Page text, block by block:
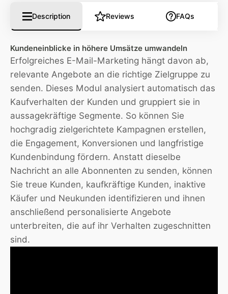
Description Reviews FAQs
Kundeneinblicke in höhere Umsätze umwandeln
Erfolgreiches E-Mail-Marketing hängt davon ab,
relevante Angebote an die richtige Zielgruppe zu
senden. Dieses Modul analysiert automatisch das
Kaufverhalten der Kunden und gruppiert sie in
aussagekräftige Segmente. So können Sie
hochgradig zielgerichtete Kampagnen erstellen,
die Engagement, Konversionen und langfristige
Kundenbindung fördern. Anstatt dieselbe
Nachricht an alle Abonnenten zu senden, können
Sie treue Kunden, kaufkräftige Kunden, inaktive
Käufer und Neukunden identifizieren und ihnen
anschließend personalisierte Angebote
unterbreiten, die auf ihr Verhalten zugeschnitten
sind.